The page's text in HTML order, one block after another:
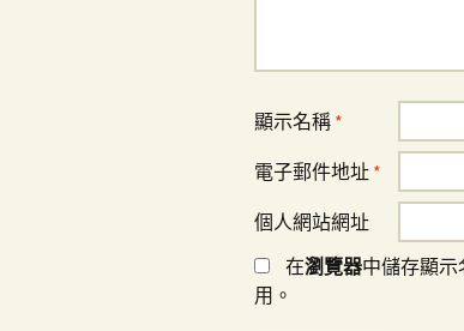
顯示名稱 *
電子郵件地址 *
個人網站網址
在瀏覽器中儲存顯
用。